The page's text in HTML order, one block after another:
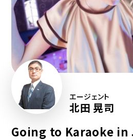
エージェント
北田 晃司
Going to Karaoke in